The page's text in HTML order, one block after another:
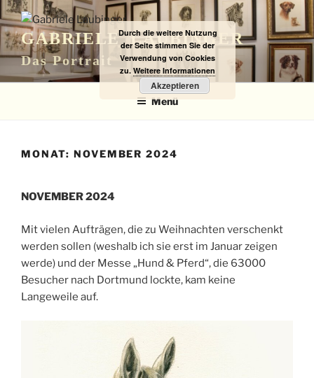
Zum
Inhalt
springenGABRIELE LAUBINGER
Das Portrait
Menü
MONAT: NOVEMBER 2024
NOVEMBER 2024
Mit vielen Aufträgen, die zu Weihnachten verschenkt
werden sollen (weshalb ich sie erst im Januar zeigen
werde) und der Messe „Hund & Pferd“, die 63000
Besucher nach Dortmund lockte, kam keine
Langeweile auf.
Durch die weitere Nutzung
der Seite stimmen Sie der
Verwendung von Cookies
zu. Weitere Informationen
Akzeptieren